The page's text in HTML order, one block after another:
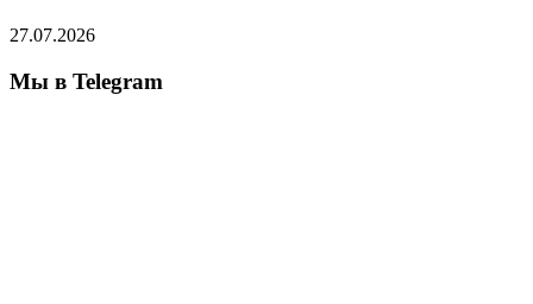
27.07.2026
Мы в Telegram